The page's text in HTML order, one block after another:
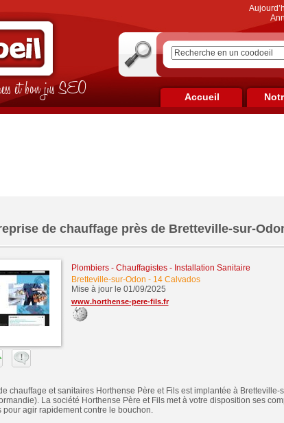
et bon jus SEO Accueil
de chauffage près de Bretteville-sur-
Plombiers - Chauffagistes - Installation Sanitaire
Bretteville-sur-Odon - 14 Calvados
Mise à jour le 01/09/2025
www.horthense-pere-fils.fr
chauffage et sanitaires Horthense Père et Fils est implantée à
La société Horthense Père et Fils met à votre disposition ses
pour agir rapidement contre le bouchon.